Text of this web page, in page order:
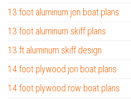
13 foot aluminum jon boat plans
13 foot aluminum skiff plans
13 ft aluminum skiff design
14 foot plywood jon boat plans
14 foot plywood row boat plans